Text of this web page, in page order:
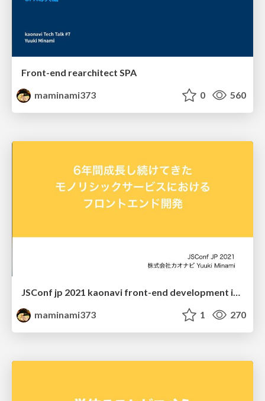
Front-end rearchitect SPA
maminami373
0 560
JSConf jp 2021 kaonavi front-end development in the monolithic service
maminami373
1 270